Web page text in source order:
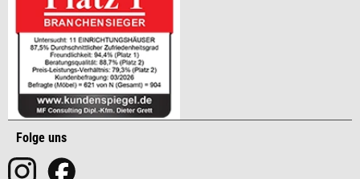
Folge uns